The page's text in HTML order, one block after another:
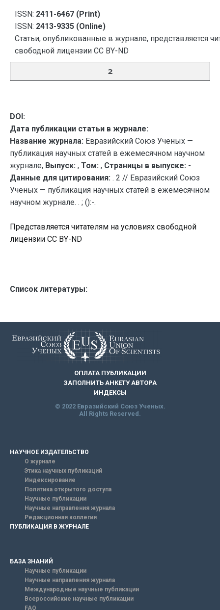
ISSN: 2411-6467 (Print)
ISSN: 2413-9335 (Online)
Статьи, опубликованные в журнале, представляется
свободной лицензии CC BY-ND
2
DOI:
Дата публикации статьи в журнале:
Название журнала: Евразийский Союз Ученых —
публикация научных статей в ежемесячном научном
журнале, Выпуск: , Том: , Страницы в выпуске: -
Данные для цитирования: . 2 // Евразийский Союз
Ученых — публикация научных статей в ежемесячном
научном журнале. . ; ():-.
Представляется читателям на условиях свободной
лицензии CC BY-ND
Список литературы:
ОПЛАТА ПУБЛИКАЦИИ
ЗАПОЛНИТЬ АНКЕТУ АВТОРА
ИНДЕКСЫ
© 2022 Евразийский Союз Ученых.
All Rights Reserved.
НАУЧНОЕ ИЗДАТЕЛЬСТВО
О журнале
Этика научных публикаций
Индексирование
Политика открытого доступа
Научные публикации
Научные направления журнала
Редакционная коллегия
ПУБЛИКАЦИЯ В ЖУРНАЛЕ
БАЗА ЗНАНИЙ
Научные публикации
Научные направления журнала
Международные научные публикации
Всероссийские научные публикации
FAQ